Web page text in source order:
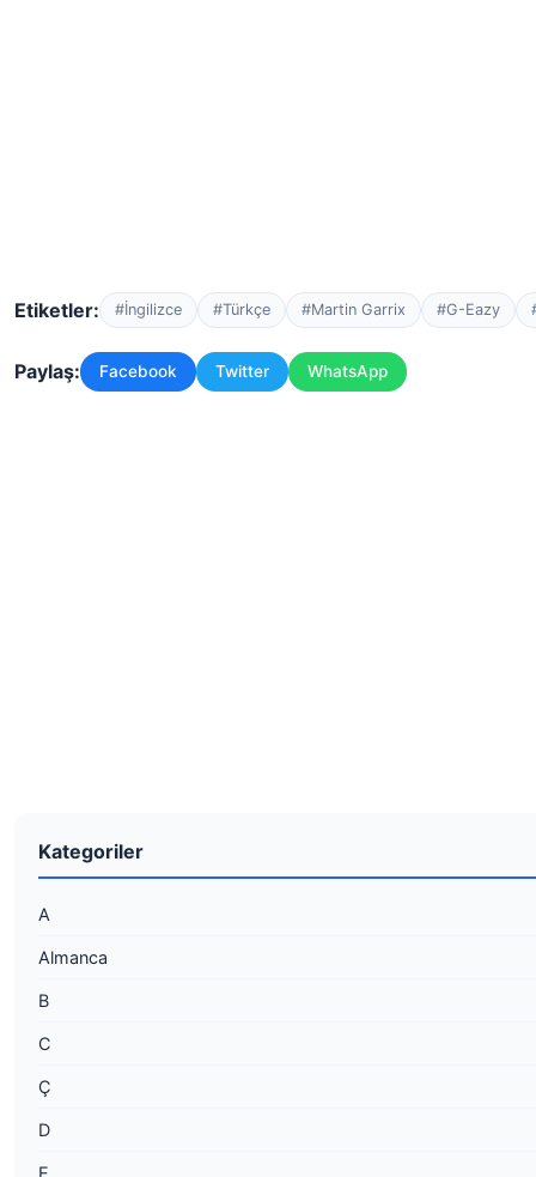
Etiketler: #İngilizce #Türkçe #Martin Garrix #G-Eazy
Paylaş: Facebook Twitter WhatsApp
Kategoriler
A
Almanca
B
C
Ç
D
E